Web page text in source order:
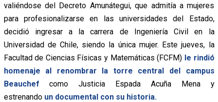
valiéndose del Decreto Amunátegui, que admitía a mujeres
para profesionalizarse en las universidades del Estado,
decidió ingresar a la carrera de Ingeniería Civil en la
Universidad de Chile, siendo la única mujer. Este jueves, la
Facultad de Ciencias Físicas y Matemáticas (FCFM) le rindió
homenaje al renombrar la torre central del campus
Beauchefcomo Justicia Espada Acuña Mena y
estrenando un documental con su historia.